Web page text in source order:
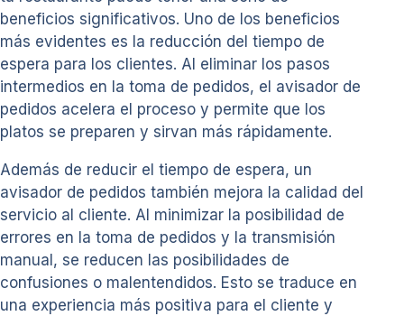
beneficios significativos. Uno de los beneficios
más evidentes es la reducción del tiempo de
espera para los clientes. Al eliminar los pasos
intermedios en la toma de pedidos, el avisador de
pedidos acelera el proceso y permite que los
platos se preparen y sirvan más rápidamente.
Además de reducir el tiempo de espera, un
avisador de pedidos también mejora la calidad del
servicio al cliente. Al minimizar la posibilidad de
errores en la toma de pedidos y la transmisión
manual, se reducen las posibilidades de
confusiones o malentendidos. Esto se traduce en
una experiencia más positiva para el cliente y